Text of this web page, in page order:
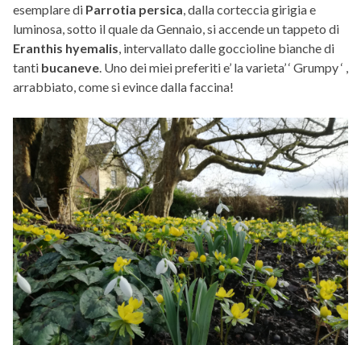
esemplare di Parrotia persica, dalla corteccia girigia e
luminosa, sotto il quale da Gennaio, si accende un tappeto di
Eranthis hyemalis, intervallato dalle goccioline bianche di
tanti bucaneve. Uno dei miei preferiti e’ la varieta’ ‘ Grumpy ‘ ,
arrabbiato, come si evince dalla faccina!